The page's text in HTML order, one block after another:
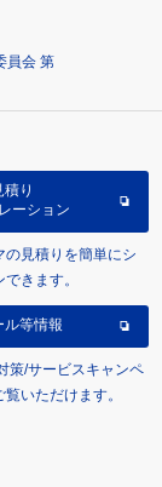
員会 第
積り
ーション
の見積りを簡単にシ
きます。
ル等情報
策/サービスキャンペ
いただけます。